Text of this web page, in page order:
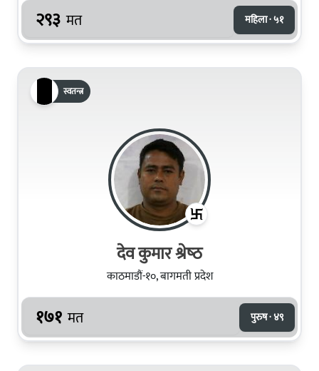
२९३ मत महिला · ५१
स्वतन्त्र
देव कुमार श्रेष्‍ठ
काठमाडौं-१०, बागमती प्रदेश
१७१ मत पुरुष · ४९